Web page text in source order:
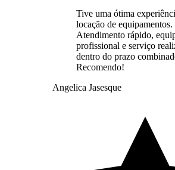
Tive uma ótima
locação de equipamentos.
Atendimento rápido,
profissional e serviço
dentro do prazo
Recomendo!
Angelica Jasesque